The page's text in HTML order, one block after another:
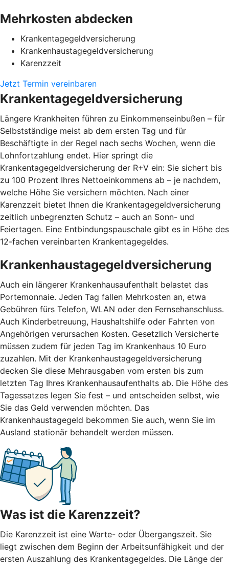
Mehrkosten abdecken
Krankentagegeldversicherung
Krankenhaustagegeldversicherung
Karenzzeit
Jetzt Termin vereinbaren
Krankentagegeldversicherung
Längere Krankheiten führen zu Einkommenseinbußen – für
Selbstständige meist ab dem ersten Tag und für
Beschäftigte in der Regel nach sechs Wochen, wenn die
Lohnfortzahlung endet. Hier springt die
Krankentagegeldversicherung der R+V ein: Sie sichert bis
zu 100 Prozent Ihres Nettoeinkommens ab – je nachdem,
welche Höhe Sie versichern möchten. Nach einer
Karenzzeit bietet Ihnen die Krankentagegeldversicherung
zeitlich unbegrenzten Schutz – auch an Sonn- und
Feiertagen. Eine Entbindungspauschale gibt es in Höhe des
12-fachen vereinbarten Krankentagegeldes.
Krankenhaustagegeldversicherung
Auch ein längerer Krankenhausaufenthalt belastet das
Portemonnaie. Jeden Tag fallen Mehrkosten an, etwa
Gebühren fürs Telefon, WLAN oder den Fernsehanschluss.
Auch Kinderbetreuung, Haushaltshilfe oder Fahrten von
Angehörigen verursachen Kosten. Gesetzlich Versicherte
müssen zudem für jeden Tag im Krankenhaus 10 Euro
zuzahlen. Mit der Krankenhaustagegeldversicherung
decken Sie diese Mehrausgaben vom ersten bis zum
letzten Tag Ihres Krankenhausaufenthalts ab. Die Höhe des
Tagessatzes legen Sie fest – und entscheiden selbst, wie
Sie das Geld verwenden möchten. Das
Krankenhaustagegeld bekommen Sie auch, wenn Sie im
Ausland stationär behandelt werden müssen.
Was ist die Karenzzeit?
Die Karenzzeit ist eine Warte- oder Übergangszeit. Sie
liegt zwischen dem Beginn der Arbeitsunfähigkeit und der
ersten Auszahlung des Krankentagegeldes. Die Länge der